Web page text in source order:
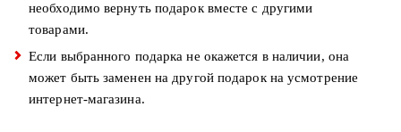
Платья
футболки
Авторские
украшения
Распродажа
необходимо вернуть подарок вместе с другими
товарами.
Если выбранного подарка не окажется в наличии, она
может быть заменен на другой подарок на усмотрение
интернет-магазина.